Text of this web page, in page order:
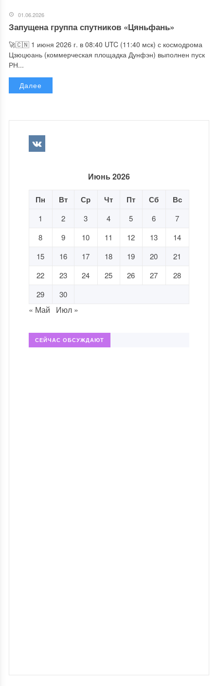
01.06.2026
Запущена группа спутников «Цяньфань»
🚀🇨🇳 1 июня 2026 г. в 08:40 UTC (11:40 мск) с космодрома
Цзюцюань (коммерческая площадка Дунфэн) выполнен пуск
РН...
Далее
Июнь 2026
Пн Вт Ср Чт Пт Сб Вс
1 2 3 4 5 6
7
8
9 10 11 12 13
14
15
16 17 18 19 20
21
22
23 24 25 26 27
28
29
30
« Май Июл »
СЕЙЧАС ОБСУЖДАЮТ